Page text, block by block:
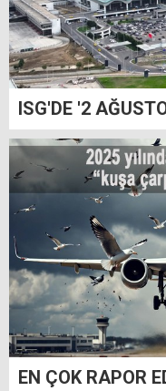
ISG'DE '2
EN ÇOK RAPOR